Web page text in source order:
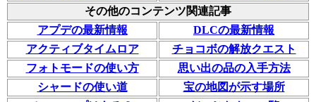
その他のコンテンツ関連記事
アプデの最新情報
DLCの最新情報
アクティブタイムロア
チョコボの解放クエスト
フォトモードの使い方
思い出の品の入手方法
シャードの使い道
宝の地図が示す場所